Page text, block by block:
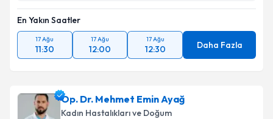
En Yakın Saatler
17 Ağu
11:30
17 Ağu
12:00
17 Ağu
12:30 Daha Fazla
Op. Dr. Mehmet Emin Ayağ
Kadın Hastalıkları ve Doğum